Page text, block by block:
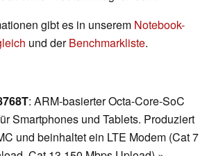
gibt es in unserem Notebook-
und derBenchmarkliste.
: ARM-basierter Octa-Core-SoC
Smartphones und Tablets. Produziert
und beinhaltet ein LTE Modem (Cat 7